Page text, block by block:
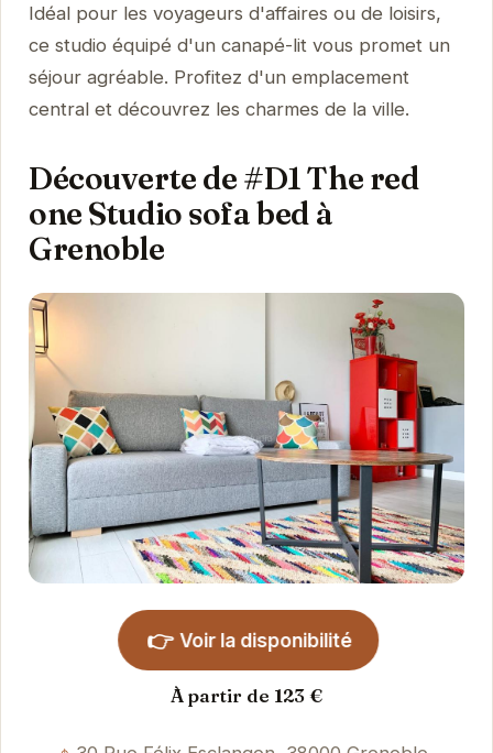
Idéal pour les voyageurs d'affaires ou de loisirs,
ce studio équipé d'un canapé-lit vous promet un
séjour agréable. Profitez d'un emplacement
central et découvrez les charmes de la ville.
Découverte de #D1 The red
one Studio sofa bed à
Grenoble
👉 Voir la disponibilité
À partir de 123 €